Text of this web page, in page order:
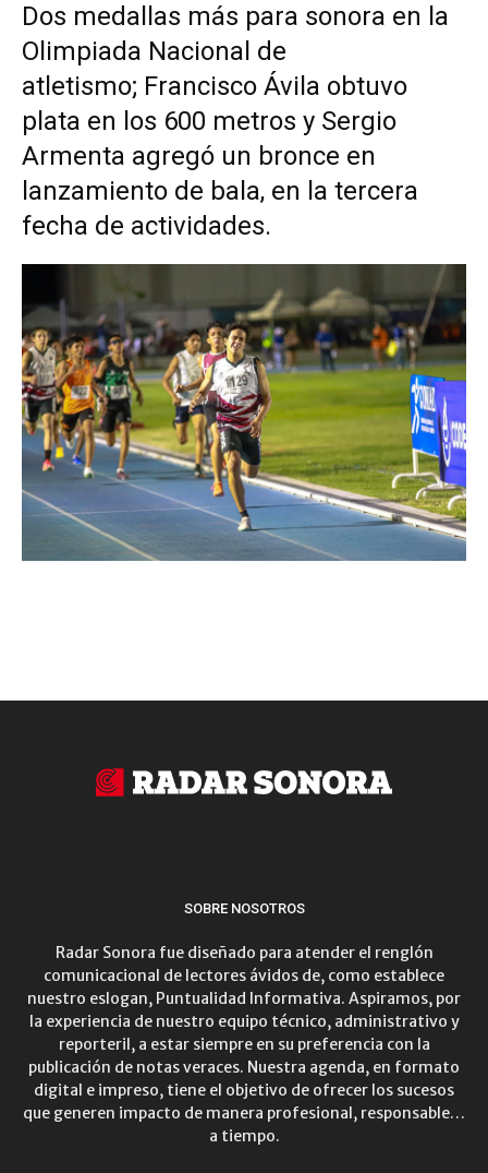
Dos medallas más para sonora en la
Olimpiada Nacional de
atletismo; Francisco Ávila obtuvo
plata en los 600 metros y Sergio
Armenta agregó un bronce en
lanzamiento de bala, en la tercera
fecha de actividades.
SOBRE NOSOTROS
Radar Sonora fue diseñado para atender el renglón
comunicacional de lectores ávidos de, como establece
nuestro eslogan, Puntualidad Informativa. Aspiramos, por
la experiencia de nuestro equipo técnico, administrativo y
reporteril, a estar siempre en su preferencia con la
publicación de notas veraces. Nuestra agenda, en formato
digital e impreso, tiene el objetivo de ofrecer los sucesos
que generen impacto de manera profesional, responsable…
a tiempo.